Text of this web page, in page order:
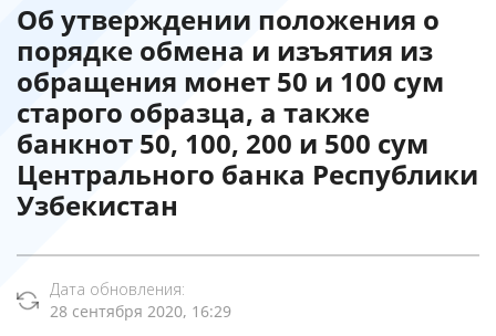
Об утверждении положения о
порядке обмена и изъятия из
обращения монет 50 и 100 сум
старого образца, а также
банкнот 50, 100, 200 и 500 сум
Центрального банка Республики
Узбекистан
Дата обновления:
28 сентября 2020, 16:29